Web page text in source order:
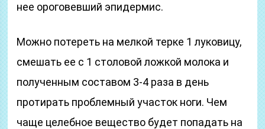
нее ороговевший эпидермис.
Можно потереть на мелкой терке 1 луковицу,
смешать ее с 1 столовой ложкой молока и
полученным составом 3-4 раза в день
протирать проблемный участок ноги. Чем
чаще целебное вещество будет попадать на